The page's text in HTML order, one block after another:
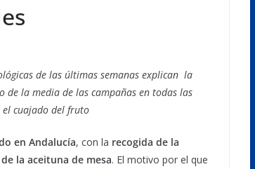
de las últimas semanas explican la
de la media de las campañas en todas las
el cuajado del fruto
en Andalucía, con la recogida de la
la aceituna de mesa. El motivo por el que